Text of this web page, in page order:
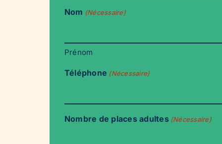
Nom (Nécessaire)
Prénom
Téléphone (Nécessaire)
Nombre de places adultes (Nécessaire)